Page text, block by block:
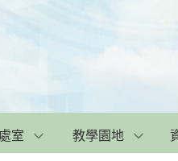
室 教學園地